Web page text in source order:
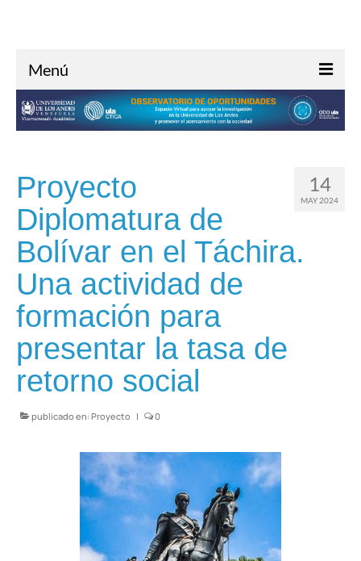
Menú
Inicio
Oportunidades
Noticias
Contacto
14
MAY 2024
Proyecto
Diplomatura de
Bolívar en el Táchira.
Una actividad de
formación para
presentar la tasa de
retorno social
publicado en:Proyecto | 0